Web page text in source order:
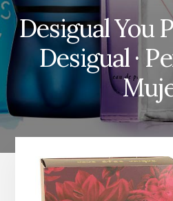
Desigual You
Desigual ·